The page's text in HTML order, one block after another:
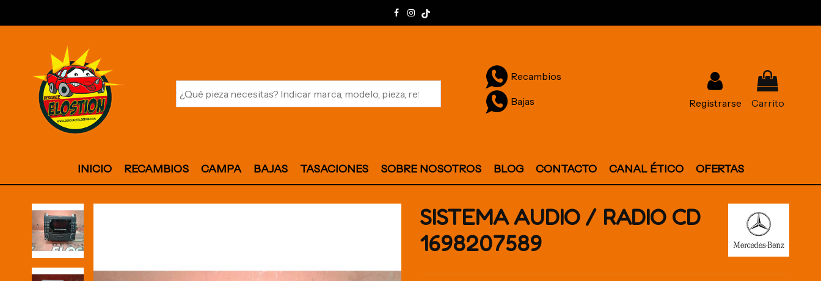
Recambios
Bajas Registrarse Carrito
INICIO RECAMBIOS CAMPA BAJAS TASACIONES SOBRE NOSOTROS BLOG CONTACTO CANAL ÉTICO OFERTAS
SISTEMA AUDIO / RADIO CD
1698207589